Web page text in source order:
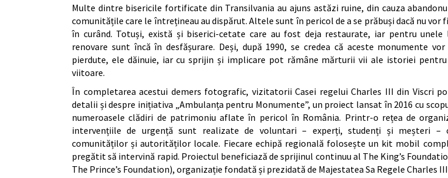
Multe dintre bisericile fortificate din Transilvania au ajuns astăzi ruine, din cauza
comunitățile care le întrețineau au dispărut. Altele sunt în pericol de a se prăbuși dacă nu vor
în curând. Totuși, există și biserici-cetate care au fost deja restaurate, iar pentru unele
renovare sunt încă în desfășurare. Deși, după 1990, se credea că aceste monumente
pierdute, ele dăinuie, iar cu sprijin și implicare pot rămâne mărturii vii ale istoriei
viitoare.
În completarea acestui demers fotografic, vizitatorii Casei regelui Charles III din Viscri
detalii și despre inițiativa „Ambulanța pentru Monumente”, un proiect lansat în 2016 cu
numeroasele clădiri de patrimoniu aflate în pericol în România. Printr-o rețea de
intervențiile de urgență sunt realizate de voluntari – experți, studenți și meșteri –
comunităților și autorităților locale. Fiecare echipă regională folosește un kit mobil
pregătit să intervină rapid. Proiectul beneficiază de sprijinul continuu al The King’s
The Prince’s Foundation), organizație fondată și prezidată de Majestatea Sa Regele Charles